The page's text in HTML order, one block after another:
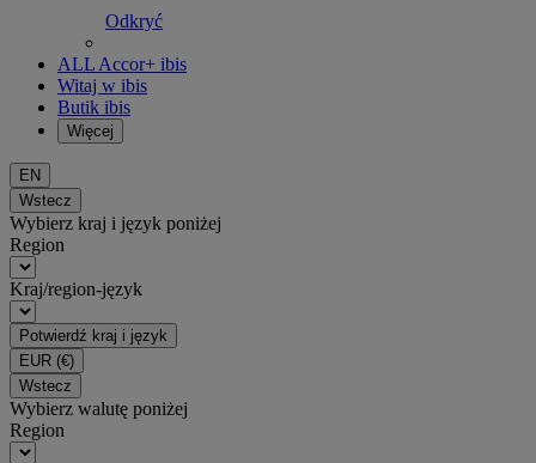
Odkryć
ALL Accor+ ibis
Witaj w ibis
Butik ibis
Więcej
EN
Wstecz
Wybierz kraj i język poniżej
Region
Kraj/region-język
Potwierdź kraj i język
EUR (€)
Wstecz
Wybierz walutę poniżej
Region